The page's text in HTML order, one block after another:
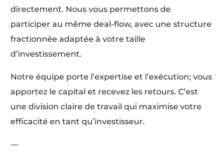
directement. Nous vous permettons de
participer au même deal-flow, avec une structure
fractionnée adaptée à votre taille
d’investissement.
Notre équipe porte l’expertise et l’exécution; vous
apportez le capital et recevez les retours. C’est
une division claire de travail qui maximise votre
efficacité en tant qu’investisseur.
—